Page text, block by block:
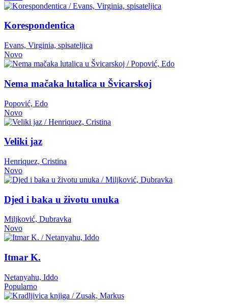
Korespondentica
Evans, Virginia, spisateljica
Novo
Nema mačaka lutalica u Švicarskoj
Popović, Edo
Novo
Veliki jaz
Henriquez, Cristina
Novo
Djed i baka u životu unuka
Miljković, Dubravka
Novo
Itmar K.
Netanyahu, Iddo
Popularno